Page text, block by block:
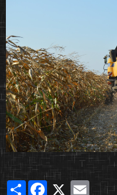
PartagerFacebook
X Email